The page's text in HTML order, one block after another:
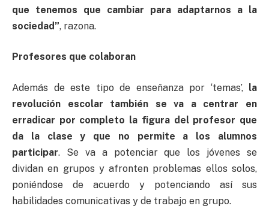
que tenemos que cambiar para adaptarnos a la
sociedad”, razona.
Profesores que colaboran
Además de este tipo de enseñanza por ‘temas’,la
revolución escolar también se va a centrar en
erradicar por completo la figura del profesor que
da la clase y que no permite a los alumnos
participar. Se va a potenciar que los jóvenes se
dividan en grupos y afronten problemas ellos solos,
poniéndose de acuerdo y potenciando así sus
habilidades comunicativas y de trabajo en grupo.